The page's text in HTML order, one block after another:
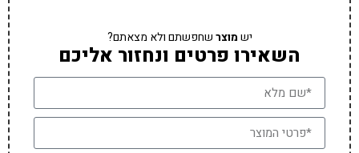
ישמוצרשחפשתם ולא מצאתם?
השאירו פרטים ונחזור אליכם